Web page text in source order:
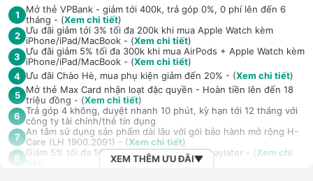
1
Mở thẻ VPBank - giảm tới 400k, trả góp 0%, 0 phí lên đến 6
tháng - (Xem chi tiết)
2 Ưu đãi giảm tới 3% tối đa 200k khi mua Apple Watch kèm
iPhone/iPad/MacBook - (Xem chi tiết)
3
Ưu đãi giảm 5% tối đa 300k khi mua AirPods + Apple Watch kèm
iPhone/iPad/MacBook - (Xem chi tiết)
4 Ưu đãi Chào Hè, mua phụ kiện giảm đến 20% - (Xem chi tiết)
5 Mở thẻ Max Card nhận loạt đặc quyền - Hoàn tiền lên đến 18
triệu đồng - (Xem chi tiết)
6 Trả góp 4 không, duyệt nhanh 10 phút, kỳ hạn tới 12 tháng với
công ty tài chính/thẻ tín dụng
7 An tâm sử dụng sản phẩm dài lâu với gói bảo hành mở rộng H-
Care (LH 1900.2091) - (Xem chi tiết)
8
Giảm 5% tối đa 500k khi thanh toán qua Spaylater - (Xem chi
tiết
XEM THÊM ƯU ĐÃI